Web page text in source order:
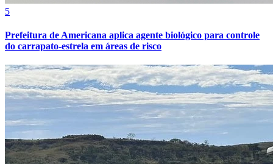
Bragantino
5
Prefeitura de Americana aplica agente biológico para controle
do carrapato-estrela em áreas de risco